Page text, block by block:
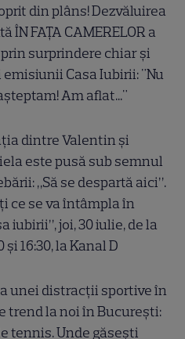
din plâns! Dezvăluirea
ÎN FAȚA CAMERELOR a
surprindere chiar și
emisiunii Casa Iubirii: "Nu
Am aflat..."
dintre Valentin și
este pusă sub semnul
„Să se despartă aici”.
ce se va întâmpla în
iubirii”, joi, 30 iulie, de la
și 16:30, la Kanal D
unei distracții sportive în
trend la noi în București:
tennis. Unde găsești